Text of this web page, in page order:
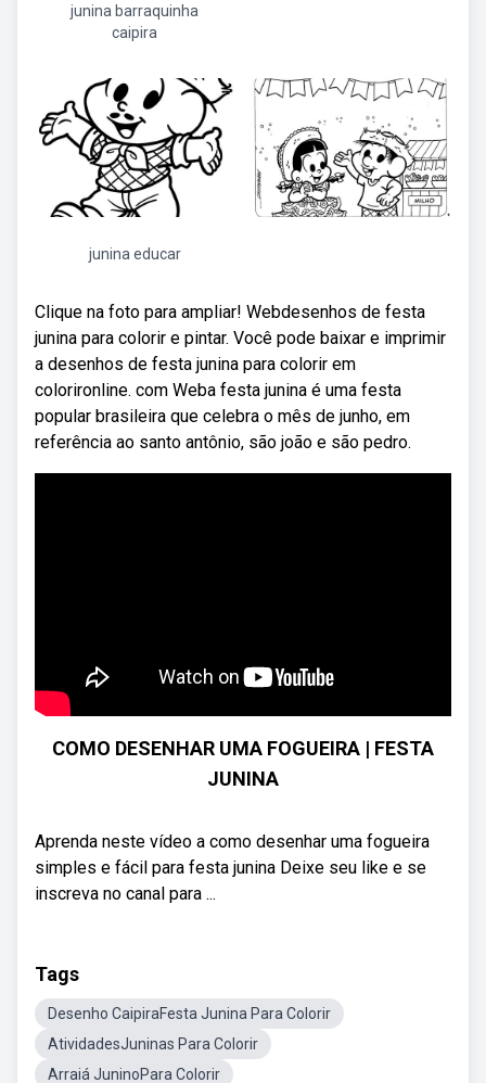
junina barraquinha
caipira
junina educar
Clique na foto para ampliar! Webdesenhos de festa
junina para colorir e pintar. Você pode baixar e imprimir
a desenhos de festa junina para colorir em
colorironline. com Weba festa junina é uma festa
popular brasileira que celebra o mês de junho, em
referência ao santo antônio, são joão e são pedro.
COMO DESENHAR UMA FOGUEIRA | FESTA
JUNINA
Aprenda neste vídeo a como desenhar uma fogueira
simples e fácil para festa junina Deixe seu like e se
inscreva no canal para ...
Tags
Desenho CaipiraFesta Junina Para Colorir
AtividadesJuninas Para Colorir
Arraiá JuninoPara Colorir